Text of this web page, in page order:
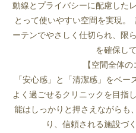
動線とプライバシーに配慮した
とって使いやすい空間を実現
ーテンでやさしく仕切られ、限
を確保し
【空間全体の
「安心感」と「清潔感」をベ
よく過ごせるクリニックを目指
能はしっかりと押さえながらも
り、信頼される施設づ